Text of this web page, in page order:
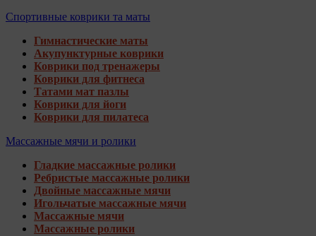
Спортивные коврики та маты
Гимнастические маты
Акупунктурные коврики
Коврики под тренажеры
Коврики для фитнеса
Татами мат пазлы
Коврики для йоги
Коврики для пилатеса
Массажные мячи и ролики
Гладкие массажные ролики
Ребристые массажные ролики
Двойные массажные мячи
Игольчатые массажные мячи
Массажные мячи
Массажные ролики